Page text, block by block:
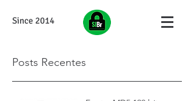
Since 2014
Posts Recentes